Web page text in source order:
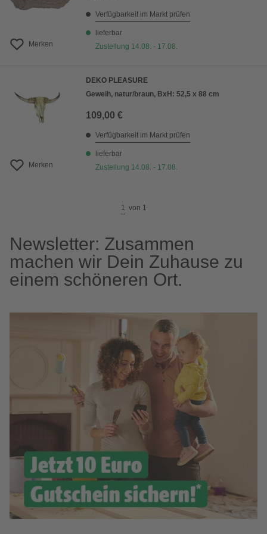
Merken
Verfügbarkeit im Markt prüfen
lieferbar
Zustellung 14.08. - 17.08.
Merken
DEKO PLEASURE
Geweih, natur/braun, BxH: 52,5 x 88 cm
109,00 €
Verfügbarkeit im Markt prüfen
lieferbar
Zustellung 14.08. - 17.08.
1 von 1
Newsletter: Zusammen
machen wir Dein Zuhause zu
einem schöneren Ort.